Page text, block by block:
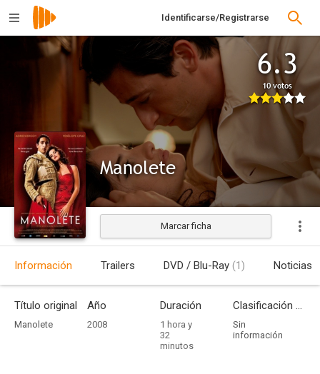
Identificarse/Registrarse
6.3
10 votos
Manolete
Estrenada
Marcar ficha
Información Trailers DVD / Blu-Ray (1) Noticias
Título original
Manolete
Año
2008
Duración
1 hora y
32
minutos
Clasificación por edades
Sin
información